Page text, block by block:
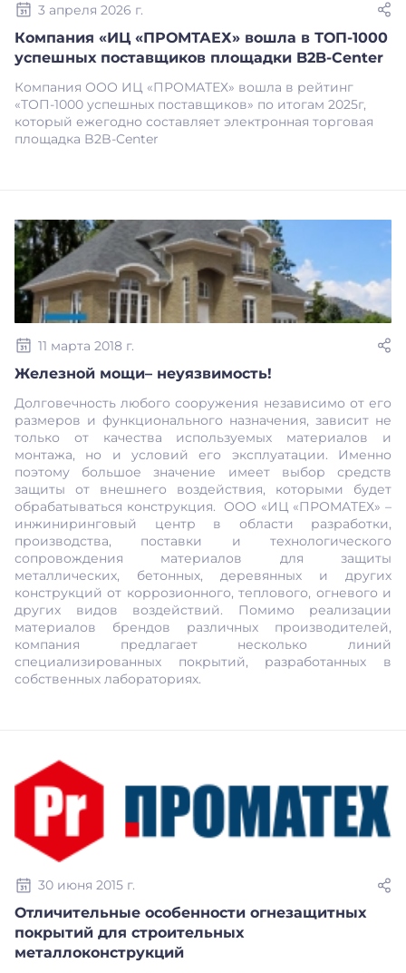
3 апреля 2026 г.
Компания «ИЦ «ПРОМТАЕХ» вошла в ТОП-1000
успешных поставщиков площадки B2B-Center
Компания ООО ИЦ «ПРОМАТЕХ» вошла в рейтинг
«ТОП-1000 успешных поставщиков» по итогам 2025г,
который ежегодно составляет электронная торговая
площадка B2B-Center
11 марта 2018 г.
Железной мощи– неуязвимость!
Долговечность любого сооружения независимо от его
размеров и функционального назначения, зависит не
только от качества используемых материалов и
монтажа, но и условий его эксплуатации. Именно
поэтому большое значение имеет выбор средств
защиты от внешнего воздействия, которыми будет
обрабатываться конструкция. ООО «ИЦ «ПРОМАТЕХ» –
инжиниринговый центр в области разработки,
производства, поставки и технологического
сопровождения материалов для защиты
металлических, бетонных, деревянных и других
конструкций от коррозионного, теплового, огневого и
других видов воздействий. Помимо реализации
материалов брендов различных производителей,
компания предлагает несколько линий
специализированных покрытий, разработанных в
собственных лабораториях.
30 июня 2015 г.
Отличительные особенности огнезащитных
покрытий для строительных
металлоконструкций